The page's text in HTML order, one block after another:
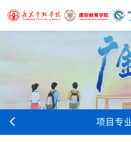
项目专